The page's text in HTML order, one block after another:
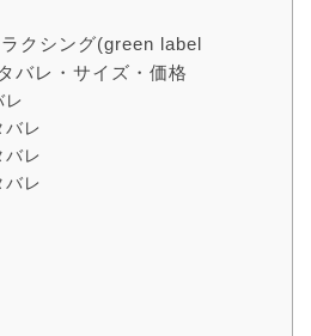
クシング(green label
バレ・サイズ・価格
レ
レ
レ